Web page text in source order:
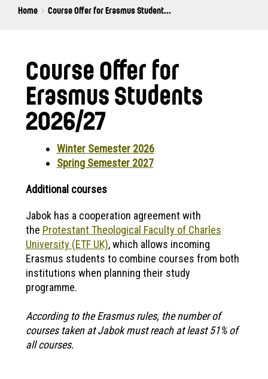
Breadcrumbs
You
Home Course Offer for Erasmus Student...
Course Offer for
Erasmus Students
2026/27
Winter Semester 2026
Spring Semester 2027
Additional courses
Jabok has a cooperation agreement with
the Protestant Theological Faculty of Charles
University (ETF UK), which allows incoming
Erasmus students to combine courses from both
institutions when planning their study
programme.
According to the Erasmus rules, the number of
courses taken at Jabok must reach at least 51% of
all courses.